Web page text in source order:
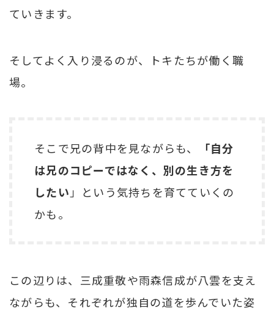
ていきます。
そしてよく入り浸るのが、トキたちが働く職
場。
そこで兄の背中を見ながらも、
「自分
は兄のコピーではなく、別の生き方を
したい 」という気持ちを育てていくの
かも。
この辺りは、三成重敬や雨森信成が八雲を支え
ながらも、それぞれが独自の道を歩んでいた姿